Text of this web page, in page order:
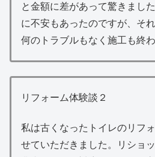
と金額に差があって驚きまし
に不安もあったのですが、そ
何のトラブルもなく施工も終
リフォーム体験談２
私は古くなったトイレのリフ
せていただきました。リショ